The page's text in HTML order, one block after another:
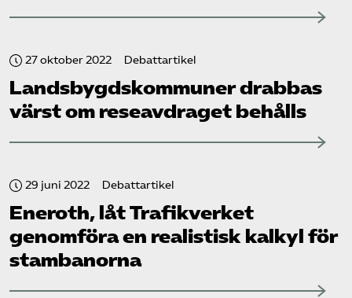
27 oktober 2022 Debattartikel
Landsbygdskommuner drabbas
värst om reseavdraget behålls
29 juni 2022 Debattartikel
Eneroth, låt Trafikverket
genomföra en realistisk kalkyl för
stambanorna